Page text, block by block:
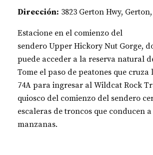
Dirección: 3823 Gerton Hwy, Gerton,
Estacione en el comienzo del
sendero Upper Hickory Nut Gorge,
puede acceder a la reserva natural
Tome el paso de peatones que cruza
74A para ingresar al Wildcat Rock
quiosco del comienzo del sendero
escaleras de troncos que conducen
manzanas.